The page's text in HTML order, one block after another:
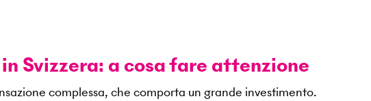
Svizzera: a cosa fare attenzione
complessa, che comporta un grande investimento.